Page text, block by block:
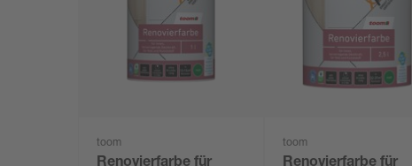
toom toom